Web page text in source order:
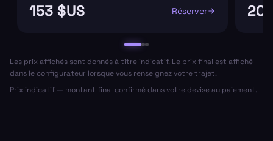
153 $US Réserver
Les prix affichés sont donnés à titre indicatif. Le prix final est affiché
dans le configurateur lorsque vous renseignez votre trajet.
Prix indicatif — montant final confirmé dans votre devise au paiement.